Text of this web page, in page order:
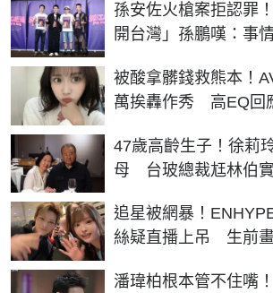
孫安佐火槍案拒認罪
開台灣」孫鵬嘆：事
被酸拿髒錢救熊本！
萬挨轟作秀 高EQ回
47歲高齡生子！徐莉
母 台玻總裁尪林伯
追星被網暴！
絲疑直播上吊 生前
潘瑋柏根本管不住嘴